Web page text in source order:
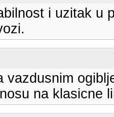
i uzitak u
vazdusnim
na klasicne